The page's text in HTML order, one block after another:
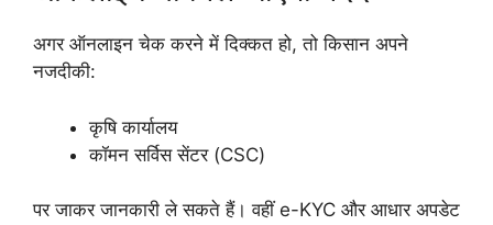
अगर ऑनलाइन चेक करने में दिक्कत हो, तो किसान अपने
नजदीकी:
कृषि कार्यालय
कॉमन सर्विस सेंटर (CSC)
पर जाकर जानकारी ले सकते हैं। वहीं e-KYC और आधार अपडेट